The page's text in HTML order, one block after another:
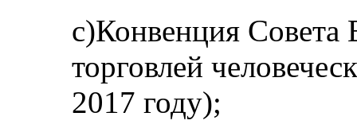
c)Конвенция Совета
торговлей
2017 году);